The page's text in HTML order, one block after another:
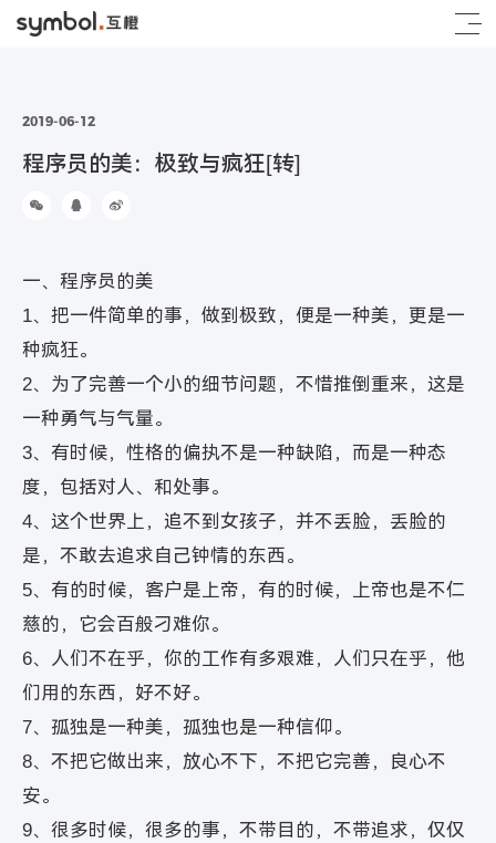
2019-06-12
程序员的美：极致与疯狂[转]
一、程序员的美
1、把一件简单的事，做到极致，便是一种美，更是一
种疯狂。
2、为了完善一个小的细节问题，不惜推倒重来，这是
一种勇气与气量。
3、有时候，性格的偏执不是一种缺陷，而是一种态
度，包括对人、和处事。
4、这个世界上，追不到女孩子，并不丢脸，丢脸的
是，不敢去追求自己钟情的东西。
5、有的时候，客户是上帝，有的时候，上帝也是不仁
慈的，它会百般刁难你。
6、人们不在乎，你的工作有多艰难，人们只在乎，他
们用的东西，好不好。
7、孤独是一种美，孤独也是一种信仰。
8、不把它做出来，放心不下，不把它完善，良心不
安。
9、很多时候，很多的事，不带目的，不带追求，仅仅